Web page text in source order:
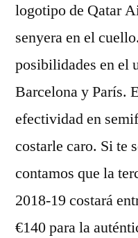
logotipo de Qatar
senyera en el
posibilidades en el
Barcelona y París.
efectividad en
costarle caro. Si te
contamos que la
2018-19 costará
€140 para la